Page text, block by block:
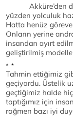
Akküre’den
yüzden yolculuk
Hatta henüz
Onların yerine
insandan ayırt
geliştirilmiş
* *
Tahmin ettiğimiz
geçiyordu. Üstelik
geçtiğimiz halde
taptığımız için
rağmen bazı iyi